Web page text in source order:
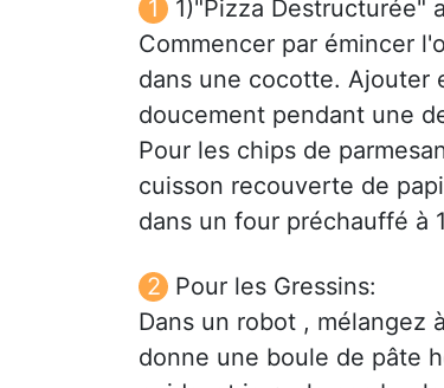
1)"Pizza Destructurée"
Commencer par émincer
dans une cocotte. Ajouter
doucement pendant une
Pour les chips de
cuisson recouverte de
dans un four préchauffé à
Pour les Gressins:
Dans un robot , mélangez
donne une boule de pâte